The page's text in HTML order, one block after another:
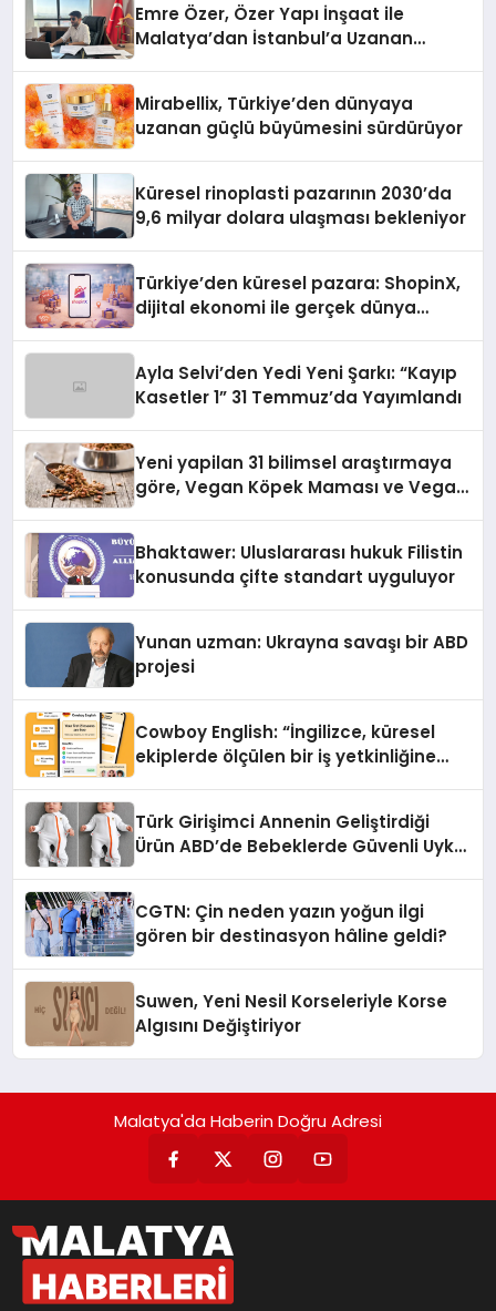
Emre Özer, Özer Yapı İnşaat ile
Malatya’dan İstanbul’a Uzanan
Mirabellix, Türkiye’den dünyaya
uzanan güçlü büyümesini sürdürüyor
Küresel rinoplasti pazarının 2030’da
9,6 milyar dolara ulaşması bekleniyor
Türkiye’den küresel pazara: ShopinX,
dijital ekonomi ile gerçek dünya
Ayla Selvi’den Yedi Yeni Şarkı: “Kayıp
Kasetler 1” 31 Temmuz’da Yayımlandı
Yeni yapilan 31 bilimsel araştırmaya
göre, Vegan Köpek Maması ve Vegan
Bhaktawer: Uluslararası hukuk Filistin
konusunda çifte standart uyguluyor
Yunan uzman: Ukrayna savaşı bir ABD
projesi
Cowboy English: “İngilizce, küresel
ekiplerde ölçülen bir iş yetkinliğine
Türk Girişimci Annenin Geliştirdiği
Ürün ABD’de Bebeklerde Güvenli Uyku
CGTN: Çin neden yazın yoğun ilgi
gören bir destinasyon hâline geldi?
Suwen, Yeni Nesil Korseleriyle Korse
Algısını Değiştiriyor
Malatya'da Haberin Doğru Adresi